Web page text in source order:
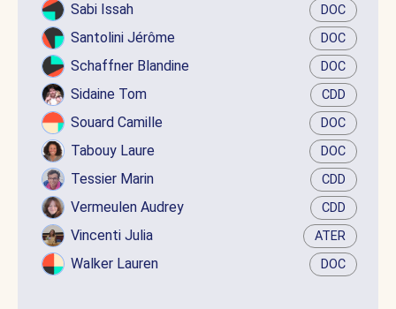
Sabi Issah DOC
Santolini Jérôme DOC
Schaffner Blandine DOC
Sidaine Tom CDD
Souard Camille DOC
Tabouy Laure DOC
Tessier Marin CDD
Vermeulen Audrey CDD
Vincenti Julia ATER
Walker Lauren DOC